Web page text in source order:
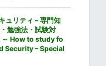
ュリティ – 専門知
勉強法・試験対
～ How to study fo
Security – Special